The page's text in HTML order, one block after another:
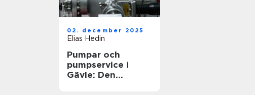
02. december 2025
Elias Hedin
Pumpar och
pumpservice i
Gävle: Den